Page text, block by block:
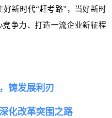
新时代“赶考路”，当好新时
争力、打造一流企业新征程
铸发展利刃
化改革突围之路